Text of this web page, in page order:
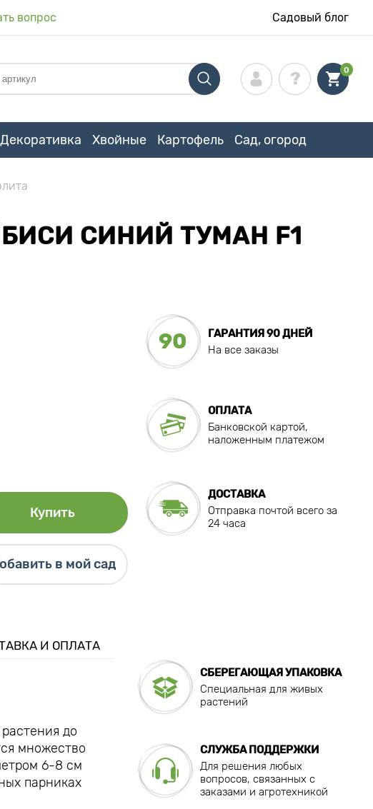
вопрос Садовый блог
0
Декоративка Хвойные Картофель Сад, огород
СИНИЙ ТУМАН F1
Купить
в мой сад
90
ГАРАНТИЯ 90 ДНЕЙ
На все заказы
ОПЛАТА
Банковской картой,
наложенным платежом
ДОСТАВКА
Отправка почтой всего за
24 часа
И ОПЛАТА
до
множество
6-8 см
парниках
СБЕРЕГАЮЩАЯ УПАКОВКА
Специальная для живых
растений
СЛУЖБА ПОДДЕРЖКИ
Для решения любых
вопросов, связанных с
заказами и агротехникой